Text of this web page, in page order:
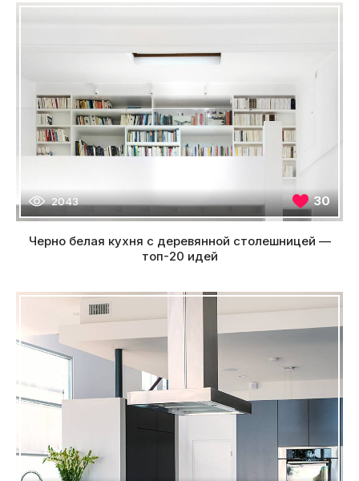
2043 30
Черно белая кухня с деревянной столешницей —
топ-20 идей